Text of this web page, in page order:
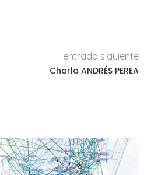
entrada siguiente
Charla ANDRÉS PEREA